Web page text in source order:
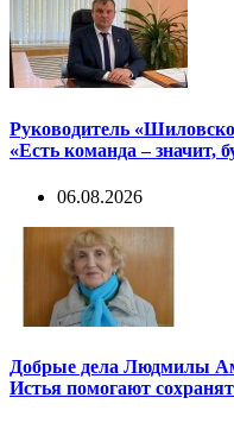
Руководитель
«Есть команда – значит,
06.08.2026
Добрые дела Людмилы
Истья помогают